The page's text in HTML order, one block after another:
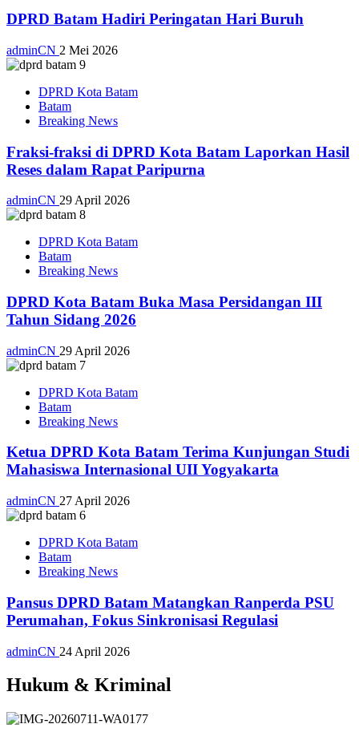
DPRD Batam Hadiri Peringatan Hari Buruh
adminCN 2 Mei 2026
DPRD Kota Batam
Batam
Breaking News
Fraksi-fraksi di DPRD Kota Batam Laporkan Hasil
Reses dalam Rapat Paripurna
adminCN 29 April 2026
DPRD Kota Batam
Batam
Breaking News
DPRD Kota Batam Buka Masa Persidangan III
Tahun Sidang 2026
adminCN 29 April 2026
DPRD Kota Batam
Batam
Breaking News
Ketua DPRD Kota Batam Terima Kunjungan Studi
Mahasiswa Internasional UII Yogyakarta
adminCN 27 April 2026
DPRD Kota Batam
Batam
Breaking News
Pansus DPRD Batam Matangkan Ranperda PSU
Perumahan, Fokus Sinkronisasi Regulasi
adminCN 24 April 2026
Hukum & Kriminal